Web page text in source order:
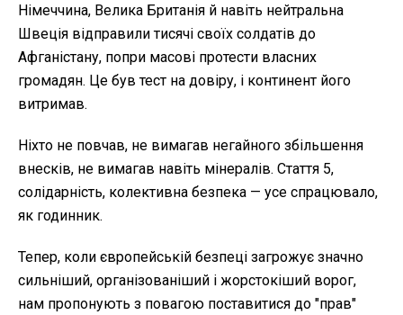
Німеччина, Велика Британія й навіть нейтральна
Швеція відправили тисячі своїх солдатів до
Афганістану, попри масові протести власних
громадян. Це був тест на довіру, і континент його
витримав.
Ніхто не повчав, не вимагав негайного збільшення
внесків, не вимагав навіть мінералів. Стаття 5,
солідарність, колективна безпека — усе спрацювало,
як годинник.
Тепер, коли європейській безпеці загрожує значно
сильніший, організованіший і жорстокіший ворог,
нам пропонують з повагою поставитися до "прав"